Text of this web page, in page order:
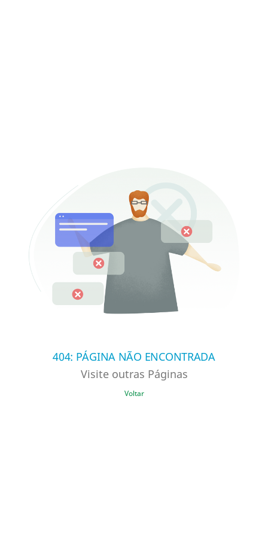
404: PÁGINA NÃO ENCONTRADA
Visite outras Páginas
Voltar